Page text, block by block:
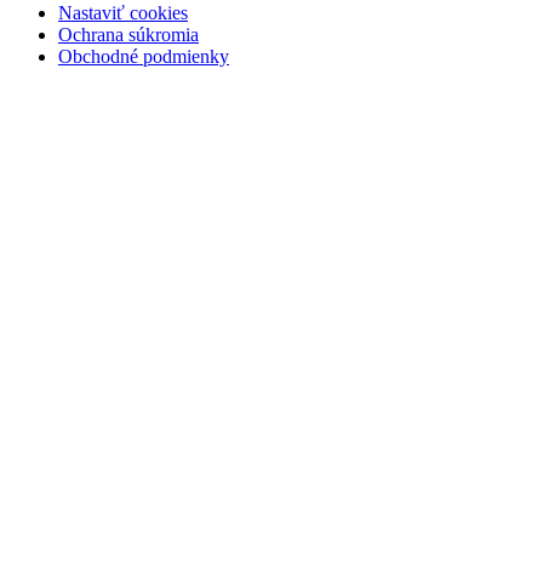
Nastaviť cookies
Ochrana súkromia
Obchodné podmienky